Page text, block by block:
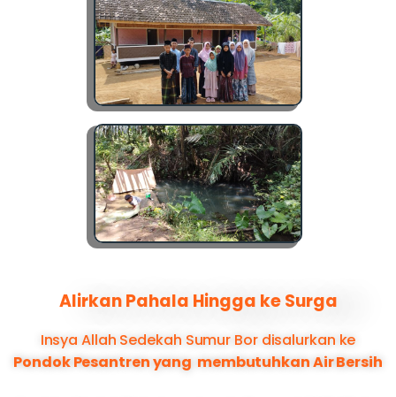
Alirkan Pahala Hingga ke Surga
Insya Allah Sedekah Sumur Bor disalurkan ke
Pondok Pesantren yang membutuhkan Air Bersih